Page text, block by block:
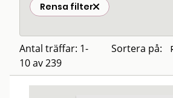
Rensa filter
Antal träffar: 1-
10 av 239
Sortera på: